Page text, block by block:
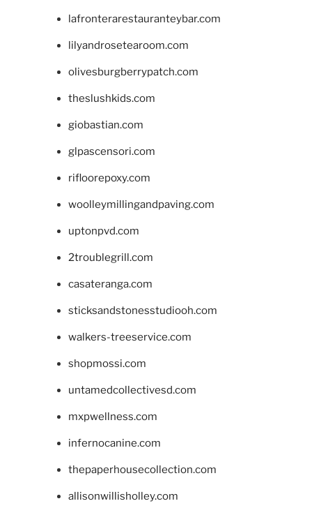
lafronterarestauranteybar.com
lilyandrosetearoom.com
olivesburgberrypatch.com
theslushkids.com
giobastian.com
glpascensori.com
rifloorepoxy.com
woolleymillingandpaving.com
uptonpvd.com
2troublegrill.com
casateranga.com
sticksandstonesstudiooh.com
walkers-treeservice.com
shopmossi.com
untamedcollectivesd.com
mxpwellness.com
infernocanine.com
thepaperhousecollection.com
allisonwillisholley.com